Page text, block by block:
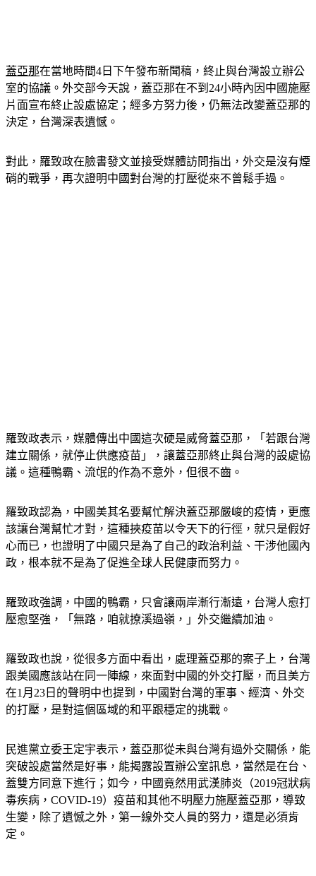
室的協議。外交部今天說，蓋亞那在不到24小時內因中國施壓
片面宣布終止設處協定；經多方努力後，仍無法改變蓋亞那的
決定，台灣深表遺憾。
硝的戰爭，再次證明中國對台灣的打壓從來不曾鬆手過。
建立關係，就停止供應疫苗」，讓蓋亞那終止與台灣的設處協
議。這種鴨霸、流氓的作為不意外，但很不齒。
該讓台灣幫忙才對，這種挾疫苗以令天下的行徑，就只是假好
心而已，也證明了中國只是為了自己的政治利益、干涉他國內
政，根本就不是為了促進全球人民健康而努力。
壓愈堅強，「無路，咱就撩溪過嶺，」外交繼續加油。
跟美國應該站在同一陣線，來面對中國的外交打壓，而且美方
在1月23日的聲明中也提到，中國對台灣的軍事、經濟、外交
的打壓，是對這個區域的和平跟穩定的挑戰。
突破設處當然是好事，能揭露設置辦公室訊息，當然是在台、
蓋雙方同意下進行；如今，中國竟然用武漢肺炎（2019冠狀病
毒疾病，COVID-19）疫苗和其他不明壓力施壓蓋亞那，導致
生變，除了遺憾之外，第一線外交人員的努力，還是必須肯
定。